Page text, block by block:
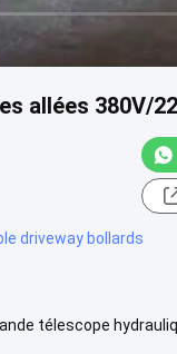
allées 380V/
driveway bollards
télescope